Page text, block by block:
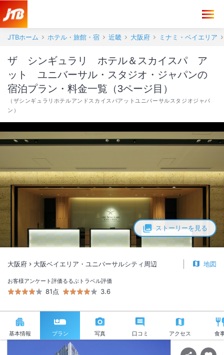
JTBホーム ホテル・旅館・宿 近畿 大阪府 ミナミ・ベイエリア
ストーリーを見る
ザ シンギュラリ ホテル＆スカイスパ ア
ット ユニバーサル・スタジオ・ジャパンの
宿泊プラン・料金一覧（3ページ目）
（ ザシンギュラリホテルアンドスカイスパアットユニバーサルスタジオジャパ
ン ）
大阪府 大阪ベイエリア・ユニバーサルシティ周辺 地図
お客様アンケート評価
81点
るるぶトラベル評価
3.6
基本情報 プラン 写真 口コミ アクセス 食